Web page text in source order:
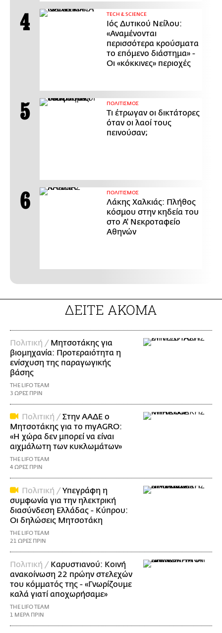
ΤECH & SCIENCE
Ιός Δυτικού Νείλου:
«Αναμένονται
περισσότερα κρούσματα
το επόμενο διάστημα» -
Οι «κόκκινες» περιοχές
ΠΟΛΙΤΙΣΜΟΣ
Τι έτρωγαν οι δικτάτορες
όταν οι λαοί τους
πεινούσαν;
ΠΟΛΙΤΙΣΜΟΣ
Λάκης Χαλκιάς: Πλήθος
κόσμου στην κηδεία του
στο Α' Νεκροταφείο
Αθηνών
ΔΕΙΤΕ ΑΚΟΜΑ
Πολιτική / Μητσοτάκης για
βιομηχανία: Προτεραιότητα η
ενίσχυση της παραγωγικής
βάσης
THE LIFO TEAM
3 ΩΡΕΣ ΠΡΙΝ
Πολιτική /Στην ΑΑΔΕ ο
Μητσοτάκης για το myAGRO:
«Η χώρα δεν μπορεί να είναι
αιχμάλωτη των κυκλωμάτων»
THE LIFO TEAM
4 ΩΡΕΣ ΠΡΙΝ
Πολιτική /Υπεγράφη η
συμφωνία για την ηλεκτρική
διασύνδεση Ελλάδας - Κύπρου:
Οι δηλώσεις Μητσοτάκη
THE LIFO TEAM
21 ΩΡΕΣ ΠΡΙΝ
Πολιτική / Καρυστιανού: Κοινή
ανακοίνωση 22 πρώην στελεχών
του κόμματός της - «Γνωρίζουμε
καλά γιατί αποχωρήσαμε»
THE LIFO TEAM
1 ΜΕΡΑ ΠΡΙΝ